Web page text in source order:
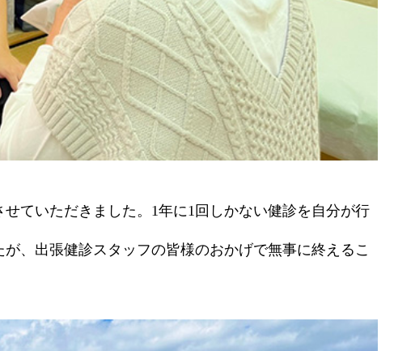
ていただきました。1年に1回しかない健診を自分が行
、出張健診スタッフの皆様のおかげで無事に終えるこ